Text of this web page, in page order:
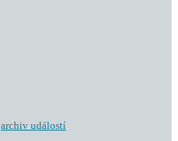
archiv událostí